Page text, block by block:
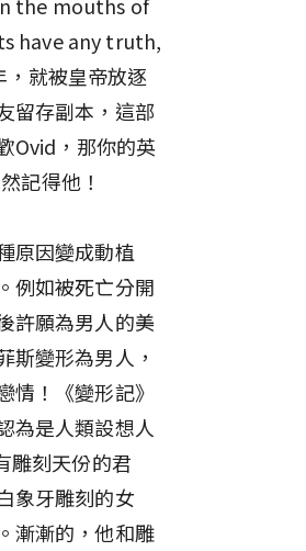
have any truth,
就被皇帝放逐
留存副本，這部
Ovid，那你的英
記得他！
原因變成動植
例如被死亡分開
許願為男人的美
斯變形為男人，
！《變形記》
為是人類設想人
雕刻天份的君
象牙雕刻的女
漸漸的，他和雕